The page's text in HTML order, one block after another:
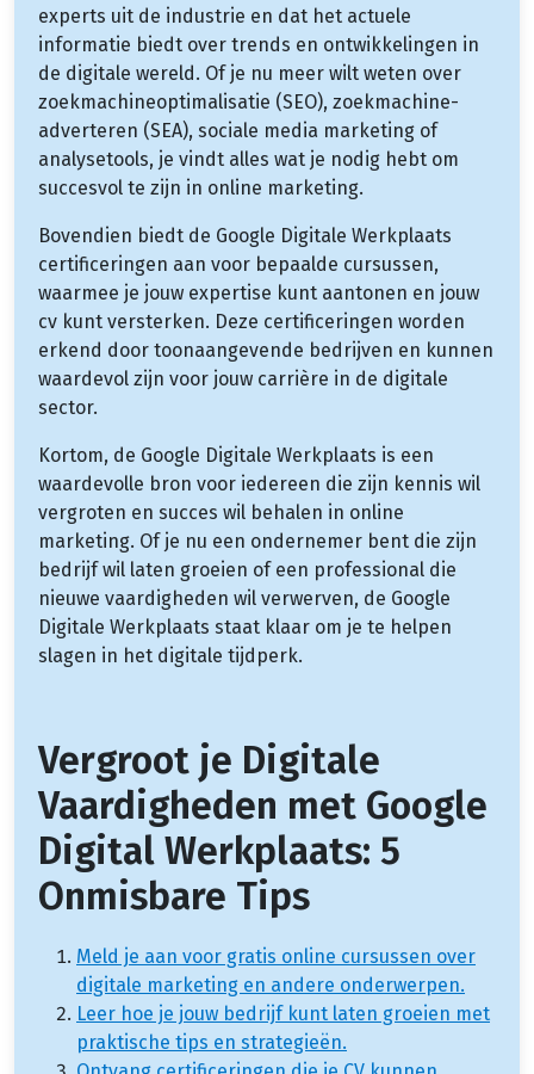
experts uit de industrie en dat het actuele
informatie biedt over trends en ontwikkelingen in
de digitale wereld. Of je nu meer wilt weten over
zoekmachineoptimalisatie (SEO), zoekmachine-
adverteren (SEA), sociale media marketing of
analysetools, je vindt alles wat je nodig hebt om
succesvol te zijn in online marketing.
Bovendien biedt de Google Digitale Werkplaats
certificeringen aan voor bepaalde cursussen,
waarmee je jouw expertise kunt aantonen en jouw
cv kunt versterken. Deze certificeringen worden
erkend door toonaangevende bedrijven en kunnen
waardevol zijn voor jouw carrière in de digitale
sector.
Kortom, de Google Digitale Werkplaats is een
waardevolle bron voor iedereen die zijn kennis wil
vergroten en succes wil behalen in online
marketing. Of je nu een ondernemer bent die zijn
bedrijf wil laten groeien of een professional die
nieuwe vaardigheden wil verwerven, de Google
Digitale Werkplaats staat klaar om je te helpen
slagen in het digitale tijdperk.
Vergroot je Digitale
Vaardigheden met Google
Digital Werkplaats: 5
Onmisbare Tips
Meld je aan voor gratis online cursussen over
digitale marketing en andere onderwerpen.
Leer hoe je jouw bedrijf kunt laten groeien met
praktische tips en strategieën.